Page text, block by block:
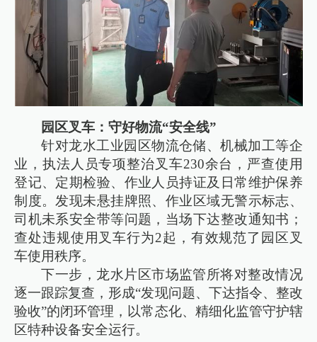
园区叉车：守好物流“安全线”
针对龙水工业园区物流仓储、机械加工等企
业，执法人员专项整治叉车230余台，严查使用
登记、定期检验、作业人员持证及日常维护保养
制度。发现未悬挂牌照、作业区域无警示标志、
司机未系安全带等问题，当场下达整改通知书；
查处违规使用叉车行为2起，有效规范了园区叉
车使用秩序。
下一步，龙水片区市场监管所将对整改情况
逐一跟踪复查，形成“发现问题、下达指令、整改
验收”的闭环管理，以常态化、精细化监管守护辖
区特种设备安全运行。